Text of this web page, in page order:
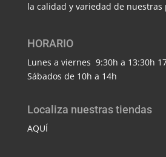
la calidad y variedad de nuestras
HORARIO
Lunes a viernes 9:30h a 13:30h
Sábados de 10h a 14h
Localiza nuestras tiendas
AQUÍ